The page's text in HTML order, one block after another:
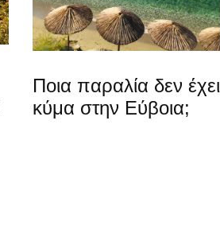
Ποια παραλία δεν έχει
κύμα στην Εύβοια;